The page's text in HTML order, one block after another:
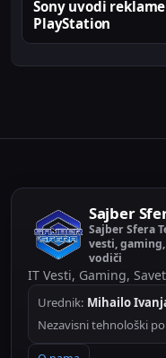
Sony uvodi
PlayStation
Sajber
Sajber Sfera
vesti,
vodiči
IT Vesti, Gaming,
Urednik: Mihailo
Nezavisni tehnološki